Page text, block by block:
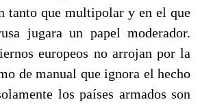
tanto que multipolar y en el que
jugara un papel moderador.
europeos no arrojan por la
de manual que ignora el hecho
los países armados son